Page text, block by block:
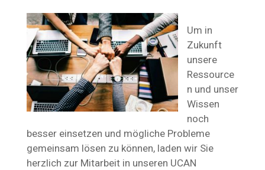
Um in
Zukunft
unsere
Ressource
n und unser
Wissen
noch
besser einsetzen und mögliche Probleme
gemeinsam lösen zu können, laden wir Sie
herzlich zur Mitarbeit in unseren UCAN